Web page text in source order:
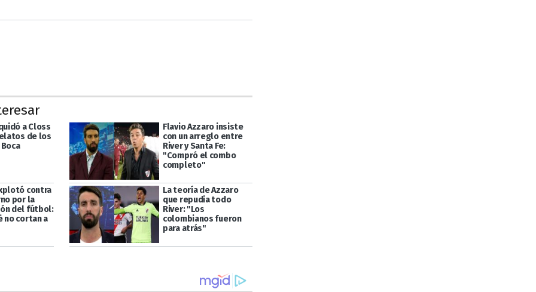
a Closs
de los
Flavio Azzaro insiste
con un arreglo entre
River y Santa Fe:
"Compró el combo
completo"
contra
por la
del fútbol:
no cortan a
La teoría de Azzaro
que repudia todo
River: "Los
colombianos fueron
para atrás"